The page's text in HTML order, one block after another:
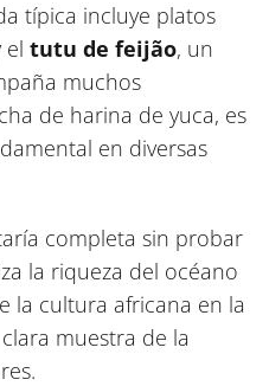
típica incluye platos
el tutu de feijão, un
muchos
de harina de yuca, es
en diversas
completa sin probar
la riqueza del océano
la cultura africana en la
muestra de la